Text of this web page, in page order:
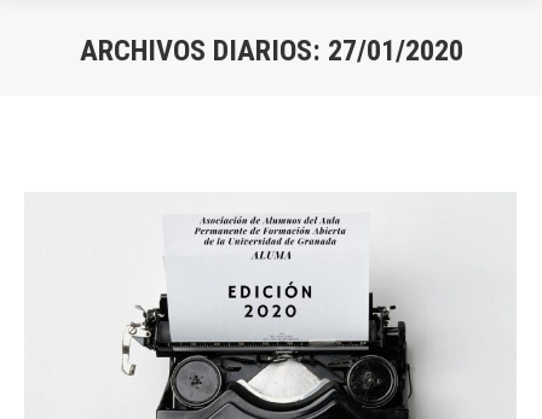
ARCHIVOS DIARIOS: 27/01/2020